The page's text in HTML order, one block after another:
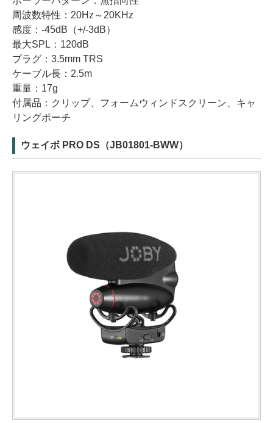
周波数特性：20Hz～20KHz
感度：-45dB（+/-3dB）
最大SPL：120dB
プラグ：3.5mm TRS
ケーブル長：2.5m
重量：17g
付属品：クリップ、フォームウィンドスクリーン、キャ
リングポーチ
ウェイボ PRO DS（JB01801-BWW）